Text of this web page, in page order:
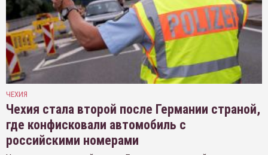
ЧЕХИЯ
Чехия стала второй после Германии страной,
где конфисковали автомобиль с
российскими номерами